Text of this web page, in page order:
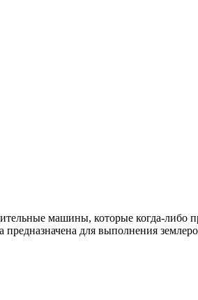
машины, которые когда-либо
для выполнения